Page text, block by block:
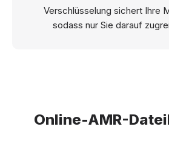
Verschlüsselung sichert Ihre
sodass nur Sie darauf
Online-AMR-